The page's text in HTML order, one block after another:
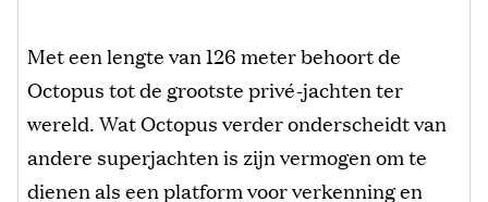
Met een lengte van 126 meter behoort de
Octopus tot de grootste privé-jachten ter
wereld. Wat Octopus verder onderscheidt van
andere superjachten is zijn vermogen om te
dienen als een platform voor verkenning en